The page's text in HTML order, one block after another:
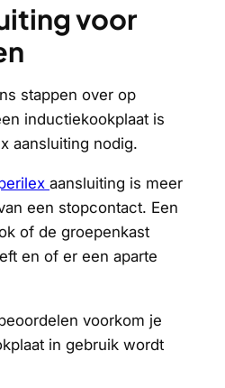
voor
stappen over op
inductiekookplaat is
aansluiting nodig.
aansluiting is meer
een stopcontact. Een
of de groepenkast
en of er een aparte
voorkom je
in gebruik wordt